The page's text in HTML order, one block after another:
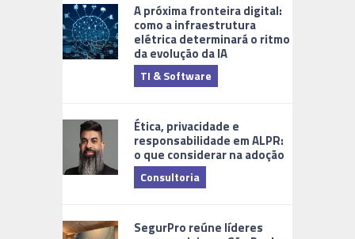
A próxima fronteira digital:
como a infraestrutura
elétrica determinará o ritmo
da evolução da IA
TI & Software
Ética, privacidade e
responsabilidade em ALPR:
o que considerar na adoção
Consultoria
SegurPro reúne líderes